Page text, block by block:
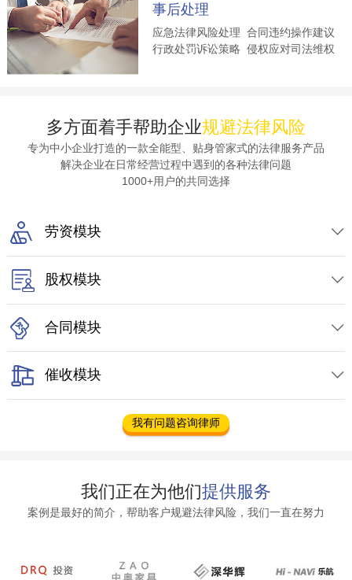
事后处理
应急法律风险处理 合同违约操作建议
行政处罚诉讼策略 侵权应对司法维权
多方面着手帮助企业规避法律风险
专为中小企业打造的一款全能型、贴身管家式的法律服务产品
解决企业在日常经营过程中遇到的各种法律问题
1000+用户的共同选择
劳资模块 
股权模块 
合同模块 
催收模块 
我有问题咨询律师
我们正在为他们提供服务
案例是最好的简介，帮助客户规避法律风险，我们一直在努力